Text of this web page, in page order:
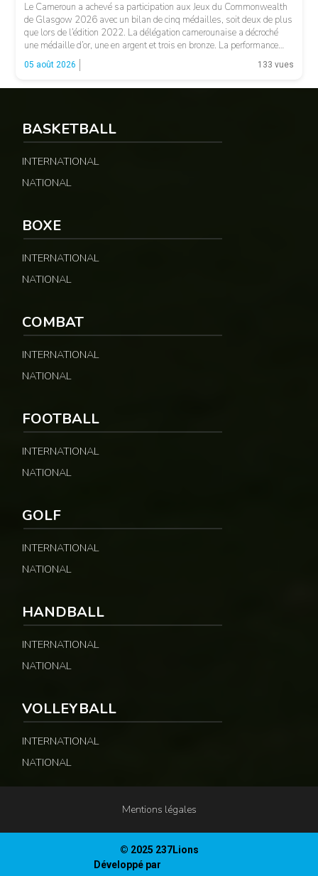
Le Cameroun a achevé sa participation aux Jeux du Commonwealth
de Glasgow 2026 avec un bilan de cinq médailles, soit deux de plus
que lors de l’édition 2022. La délégation camerounaise a décroché
une médaille d’or, une en argent et trois en bronze. La performance
majeure est venue d’Emmanuel Eseme. Le sprinteur camerounais
s’est imposé […]
05 août 2026 133 vues
BASKETBALL
INTERNATIONAL
NATIONAL
BOXE
INTERNATIONAL
NATIONAL
COMBAT
INTERNATIONAL
NATIONAL
FOOTBALL
INTERNATIONAL
NATIONAL
GOLF
INTERNATIONAL
NATIONAL
HANDBALL
INTERNATIONAL
NATIONAL
VOLLEYBALL
INTERNATIONAL
NATIONAL
Mentions légales
© 2025 237Lions
Développé par